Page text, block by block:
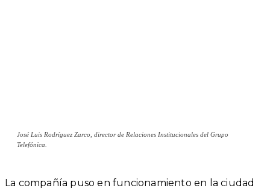
José Luis Rodríguez Zarco, director de Relaciones Institucionales del Grupo
Telefónica.
La compañía puso en funcionamiento en la ciudad